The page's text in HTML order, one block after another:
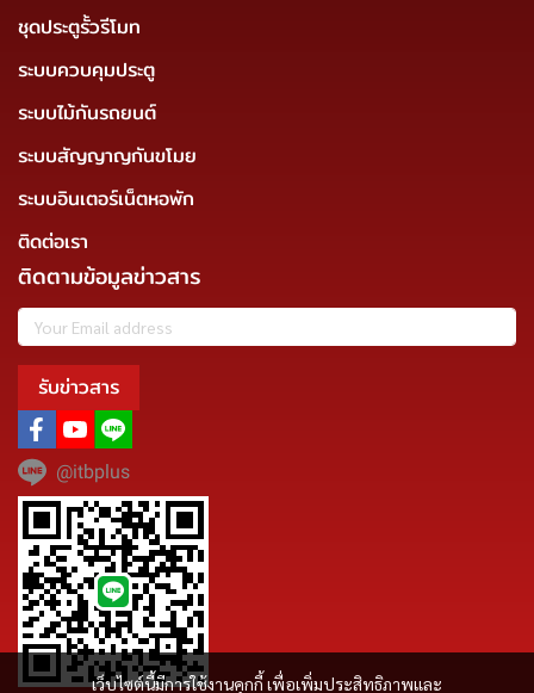
เว็บไซต์นี้มีการใช้งานคุกกี้ เพื่อเพิ่มประสิทธิภาพและ
ชุดประตูรั้วรีโมท
ระบบควบคุมประตู
ระบบไม้กันรถยนต์
ระบบสัญญาญกันขโมย
ระบบอินเตอร์เน็ตหอพัก
ติดต่อเรา
ติดตามข้อมูลข่าวสาร
รับข่าวสาร
@itbplus